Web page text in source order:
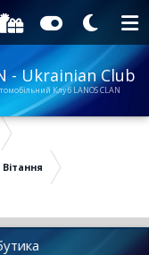
- Ukrainian Club
Клуб LANOS CLAN
Вітання